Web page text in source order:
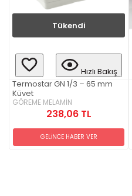
Tükendi
Hızlı Bakış
Termostar GN 1/3 – 65 mm
Küvet
GÖREME MELAMİN
238,06 TL
GELİNCE HABER VER